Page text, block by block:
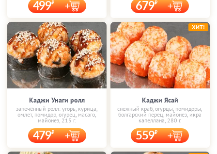
499 679
Каджи Унаги ролл
запечённый ролл: угорь, курица,
омлет, помидор, огурец, масаго,
майонез, 215 г.
479
Каджи Ясай
снежный краб, огурцы, помидоры,
болгарский перец, майонез, икра
капеллана, 280 г.
559
ХИТ!